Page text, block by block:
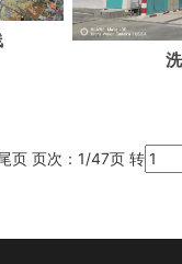
页 页次：1/47页 转